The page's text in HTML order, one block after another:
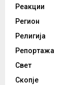
Реакции
Регион
Религија
Репортажа
Свет
Скопје